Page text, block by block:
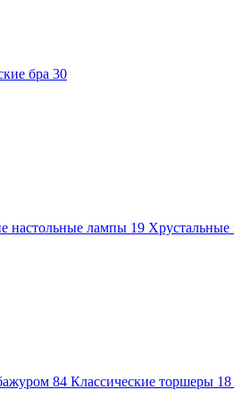
бра 30
настольные лампы 19
84 Классические торшеры 18